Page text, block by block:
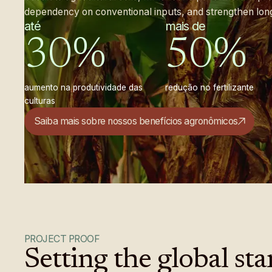
dependency on conventional inputs, and strengthen
até
30%
aumento na produtividade das
culturas
mais de
50%
redução no fertilizante
Saiba mais sobre nossos benefícios agronômicos
PROJECT PROOF
Setting the global